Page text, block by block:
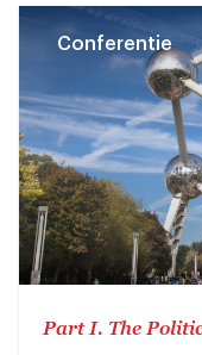
Conferentie
Part I. The